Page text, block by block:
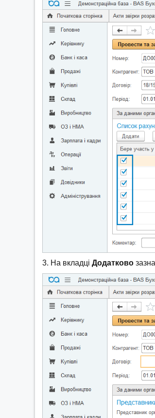
3. На вкладці Додатково